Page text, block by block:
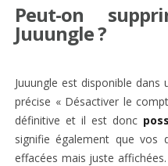
Peut-on
Juuungle ?
Juuungle est disponible
précise « Désactiver le
définitive et il est donc
signifie également que vos
effacées mais juste